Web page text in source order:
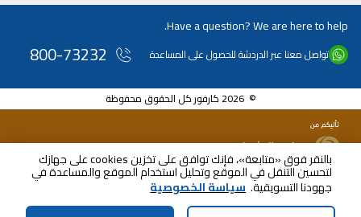
بالنقر فوق «متابعة»، فإنك توافق على تخزين cookies على جهازك
لتحسين التنقل في الموقع وتحليل استخدام الموقع والمساعدة في
جهودنا التسويقية. سياسة الخصوصية
Have a question? We are here to help.
تواصل معنا عبر الدردشة للحصول على المساعدة 800-73232
© 2026 كارفور كل الحقوق محفوظة